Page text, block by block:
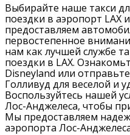
Выбирайте наше такси
поездки в аэропорт LAX
предоставляем
первостепенное
нам как лучшей службе
поездки в LAX.
Disneyland или
Голливуд для веселой и
Воспользуйтесь нашей
Лос-Анджелеса, чтобы
Мы предоставляем
аэропорта Лос-